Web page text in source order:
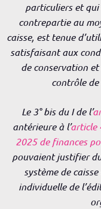
particuliers et qui
contrepartie au
caisse, est tenue
satisfaisant aux
de conservation et
contrôle
Le 3° bis du I de l’
antérieure à l’article
2025 de finances
pouvaient justifier
système de
individuelle de